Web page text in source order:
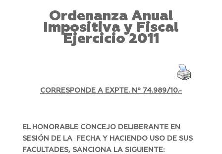
Ordenanza Anual
Impositiva y Fiscal
Ejercicio 2011
CORRESPONDE A EXPTE. Nº 74.989/10.-
EL HONORABLE CONCEJO DELIBERANTE EN
SESIÓN DE LA FECHA Y HACIENDO USO DE SUS
FACULTADES, SANCIONA LA SIGUIENTE: